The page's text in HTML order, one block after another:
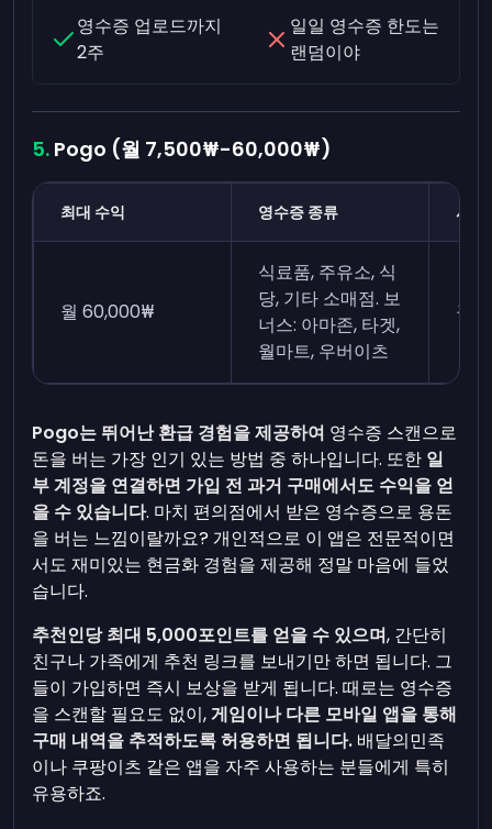
영수증 업로드까지
2주
일일 영수증 한도는
랜덤이야
Pogo (월 7,500₩-60,000₩)
최대 수익 영수증 종류 시간
월 60,000₩
식료품, 주유소, 식
당, 기타 소매점. 보
너스: 아마존, 타겟,
월마트, 우버이츠
구
Pogo는 뛰어난 환급 경험을 제공하여 영수증 스캔으로
돈을 버는 가장 인기 있는 방법 중 하나입니다. 또한 일
부 계정을 연결하면 가입 전 과거 구매에서도 수익을 얻
을 수 있습니다. 마치 편의점에서 받은 영수증으로 용돈
을 버는 느낌이랄까요? 개인적으로 이 앱은 전문적이면
서도 재미있는 현금화 경험을 제공해 정말 마음에 들었
습니다.
추천인당 최대 5,000포인트를 얻을 수 있으며, 간단히
친구나 가족에게 추천 링크를 보내기만 하면 됩니다. 그
들이 가입하면 즉시 보상을 받게 됩니다. 때로는 영수증
을 스캔할 필요도 없이,게임이나 다른 모바일 앱을 통해
구매 내역을 추적하도록 허용하면 됩니다. 배달의민족
이나 쿠팡이츠 같은 앱을 자주 사용하는 분들에게 특히
유용하죠.